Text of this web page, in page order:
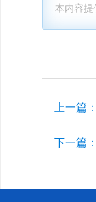
本内容提
上一篇：
下一篇：